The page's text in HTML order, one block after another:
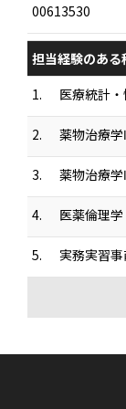
00613530
担当経験のある
1.
医療統計・
2. 薬物治療学
3. 薬物治療学
4. 医薬倫理学
5. 実務実習事